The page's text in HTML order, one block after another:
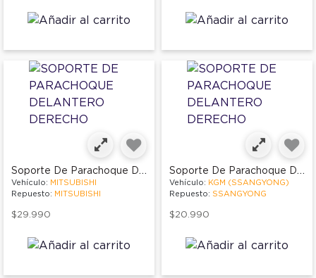
Soporte De Parachoque Delantero Derecho
Vehículo: MITSUBISHI
Repuesto: MITSUBISHI
$29.990
Soporte De Parachoque Delantero Derecho
Vehículo: KGM (SSANGYONG)
Repuesto: SSANGYONG
$20.990